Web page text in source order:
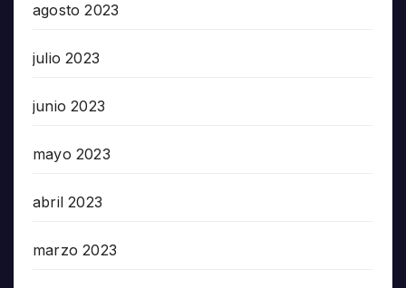
agosto 2023
julio 2023
junio 2023
mayo 2023
abril 2023
marzo 2023